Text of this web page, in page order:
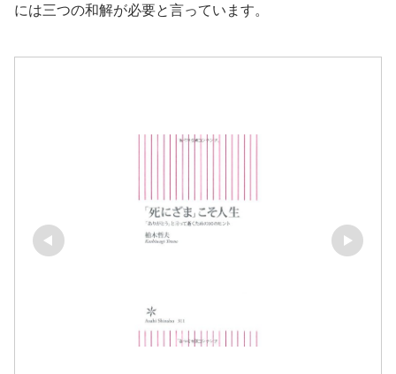
には三つの和解が必要と言っています。